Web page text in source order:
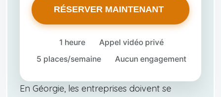
RÉSERVER MAINTENANT
1 heure
Appel vidéo privé
5 places/semaine
Aucun engagement
En Géorgie, les entreprises doivent se